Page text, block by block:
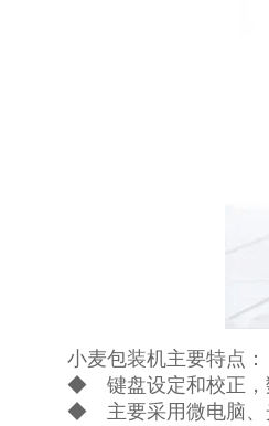
小麦包装机主要特点：
◆ 键盘设定和校正，
◆ 主要采用微电脑、